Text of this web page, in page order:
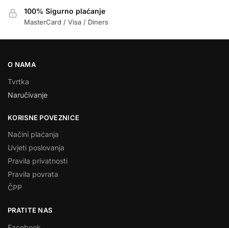
100% Sigurno plaćanje
MasterCard / Visa / Diners
O NAMA
Tvrtka
Naručivanje
KORISNE POVEZNICE
Načini plaćanja
Uvjeti poslovanja
Pravila privatnosti
Pravila povrata
ČPP
PRATITE NAS